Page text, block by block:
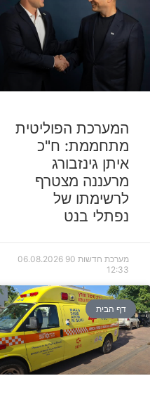
המערכת הפוליטית
מתחממת: ח"כ
איתן גינזבורג
מרעננה מצטרף
לרשימתו של
נפתלי בנט
מערכת חדשות 90
06.08.2026
12:33
דף הבית